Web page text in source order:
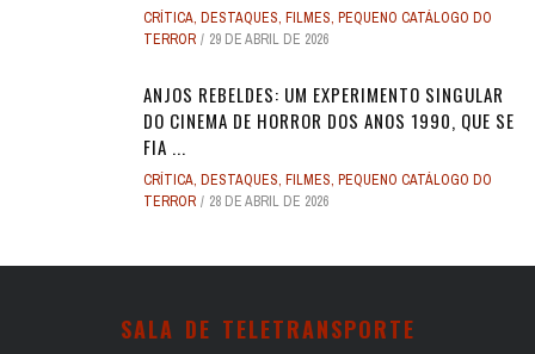
CRÍTICA, DESTAQUES, FILMES, PEQUENO CATÁLOGO DO
TERROR
29 DE ABRIL DE 2026
ANJOS REBELDES: UM EXPERIMENTO SINGULAR
DO CINEMA DE HORROR DOS ANOS 1990, QUE SE
FIA ...
CRÍTICA, DESTAQUES, FILMES, PEQUENO CATÁLOGO DO
TERROR
28 DE ABRIL DE 2026
SALA DE TELETRANSPORTE